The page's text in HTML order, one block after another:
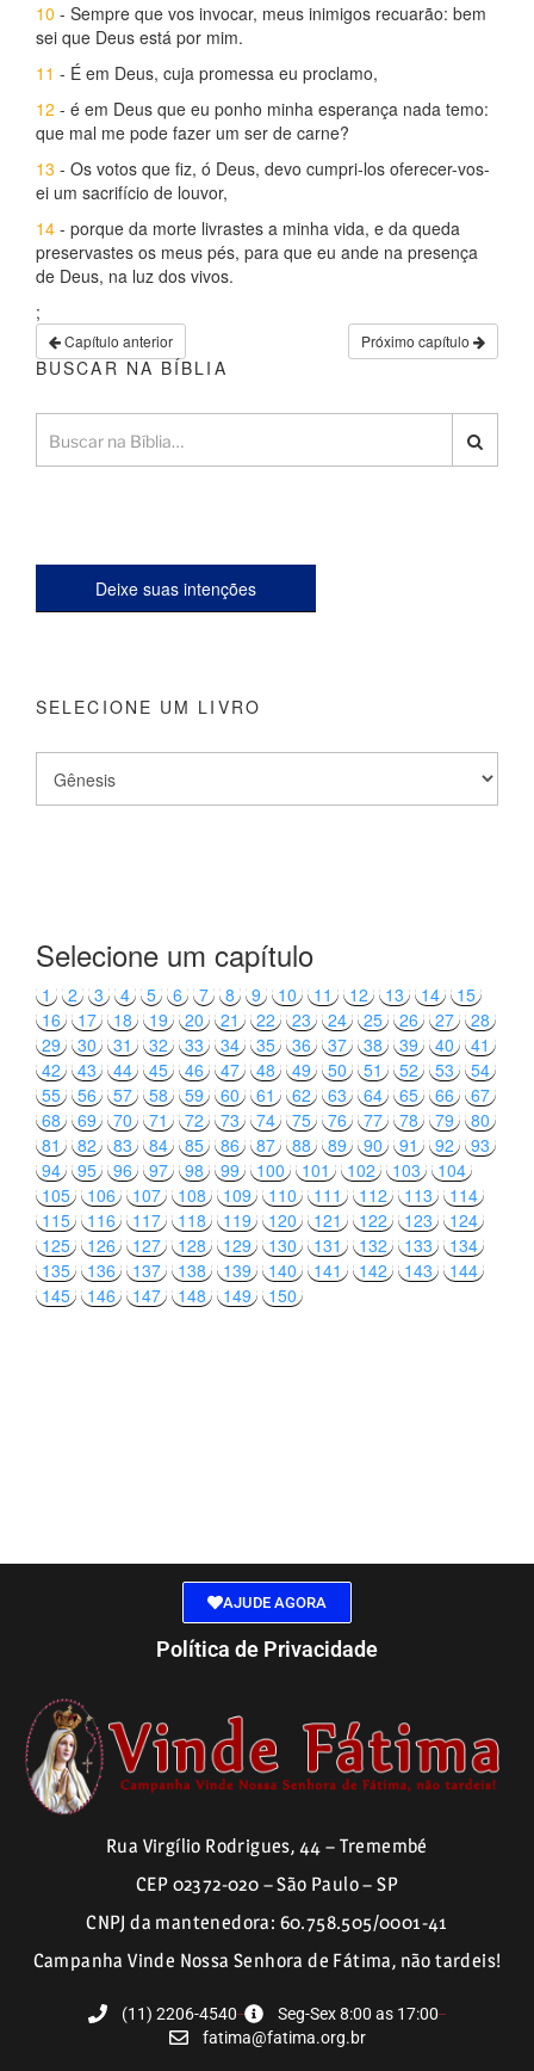
10 - Sempre que vos invocar, meus inimigos recuarão: bem
sei que Deus está por mim.
11 - É em Deus, cuja promessa eu proclamo,
12 - é em Deus que eu ponho minha esperança nada temo:
que mal me pode fazer um ser de carne?
13 - Os votos que fiz, ó Deus, devo cumpri-los oferecer-vos-
ei um sacrifício de louvor,
14 - porque da morte livrastes a minha vida, e da queda
preservastes os meus pés, para que eu ande na presença
de Deus, na luz dos vivos.
;
Capítulo anterior Próximo capítulo
BUSCAR NA BÍBLIA
Deixe suas intenções
SELECIONE UM LIVRO
Selecione um capítulo
1 2 3 4 5 6 7 8 9 10 11 12 13 14
15
16
17 18 19 20 21 22 23 24 25 26 27
28
29
30 31 32 33 34 35 36 37 38 39 40
41
42
43 44 45 46 47 48 49 50 51 52 53
54
55
56 57 58 59 60 61 62 63 64 65 66
67
68
69 70 71 72 73 74 75 76 77 78 79
80
81
82 83 84 85 86 87 88 89 90 91 92
93
94
95 96 97 98 99 100 101 102 103
104
105
106 107 108 109 110 111 112 113
114
115
116 117 118 119 120 121 122 123
124
125
126 127 128 129 130 131 132 133
134
135
136 137 138 139 140 141 142 143
144
145
146 147 148 149 150
AJUDE AGORA
Política de Privacidade
Rua Virgílio Rodrigues, 44 – Tremembé
CEP 02372-020 – São Paulo – SP
CNPJ da mantenedora: 60.758.505/0001-41
Campanha Vinde Nossa Senhora de Fátima, não tardeis!
(11) 2206-4540
Seg-Sex 8:00 as 17:00
fatima@fatima.org.br